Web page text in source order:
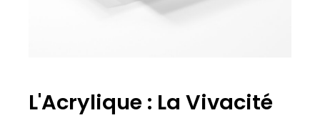
L'Acrylique : La Vivacité